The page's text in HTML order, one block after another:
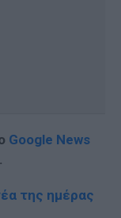
Google News
.
της ημέρας